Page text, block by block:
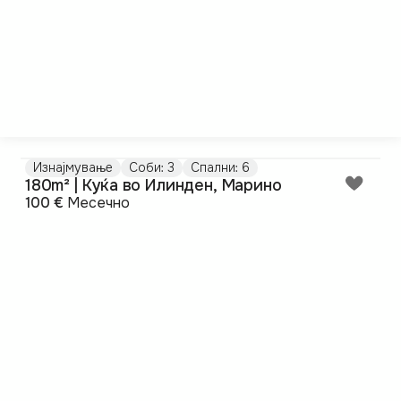
Изнајмување Соби: 3 Спални: 6
180m² | Куќа во Илинден, Марино
100 € Месечно